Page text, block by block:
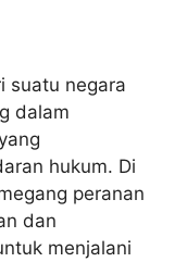
suatu negara
dalam
hukum. Di
peranan
dan
menjalani